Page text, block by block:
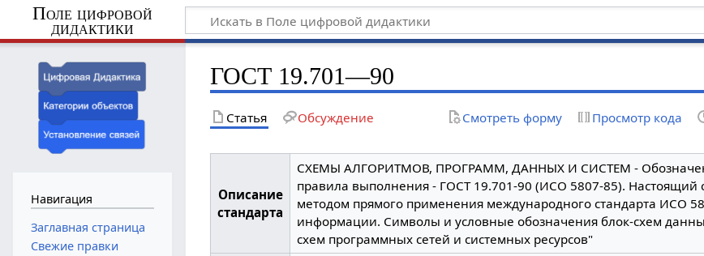
Поле цифровой
дидактики
ГОСТ 19.701—90
Статья Обсуждение Смотреть форму Просмотр кода
Описание
стандарта
СХЕМЫ АЛГОРИТМОВ, ПРОГРАММ, ДАННЫХ И СИСТЕМ -
правила выполнения - ГОСТ 19.701-90 (ИСО 5807-85). Настоящий
методом прямого применения международного стандарта ИСО
информации. Символы и условные обозначения блок-схем
схем программных сетей и системных ресурсов"
Навигация
Заглавная страница
Свежие правки